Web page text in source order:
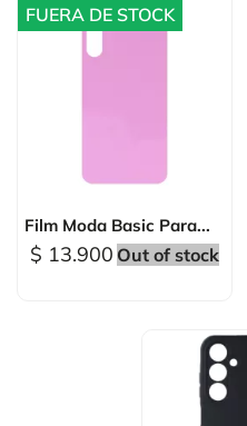
Film Moda Basic Para...
$ 13.900 Out of stock
FUERA DE STOCK